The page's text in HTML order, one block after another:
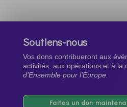
Soutiens-nous
Vos dons contribueront aux
activités, aux opérations et à la
d’Ensemble pour l’Europe.
Faites un don